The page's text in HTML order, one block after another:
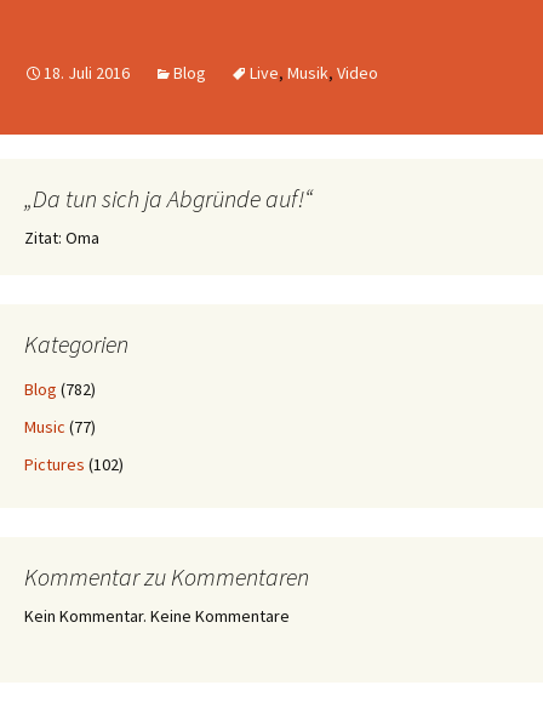
18. Juli 2016 Blog Live, Musik, Video
„Da tun sich ja Abgründe auf!“
Zitat: Oma
Kategorien
Blog (782)
Music (77)
Pictures (102)
Kommentar zu Kommentaren
Kein Kommentar. Keine Kommentare